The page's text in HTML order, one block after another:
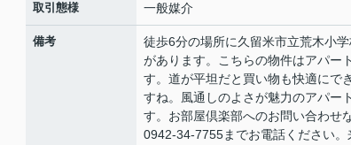
取引態様 一般媒介
備考
徒歩6分の場所に久留米市立荒木小
があります。こちらの物件はアパー
す。道が平坦だと買い物も快適にで
すね。風通しのよさが魅力のアパー
す。お部屋倶楽部へのお問い合わせ
0942-34-7755までお電話ください。